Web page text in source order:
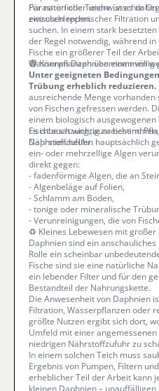
Parasiten oder unerwünschte
einzuschleppen.
Für natürliche Teiche ist es
zwischen technischer Filtration
suchen. In einem stark
der Regel notwendig, während
Fische ein größerer Teil der
Wasserpflanzen übernommen
🟢 Können Daphnien einen völlig
Unter geeigneten
Trübung erheblich reduzieren.
ausreichende Menge
von Fischen gefressen werden.
einem biologisch
Fischbesatzung, ausreichend
Nährstoffzufuhr.
Es ist auch wichtig zu
Daphnien helfen hauptsächlich
ein- oder mehrzellige Algen
direkt gegen:
- fadenförmige Algen, die an
- Algenbeläge auf Folien,
- Schlamm am Boden,
- tonige oder mineralische
- Verunreinigungen, die von
♻️ Kleines Lebewesen mit großer
Daphnien sind ein
Rolle ein scheinbar
Fische sind sie eine natürliche
ein lebender Filter und für den
Bestandteil der Nahrungskette.
Die Anwesenheit von Daphnien
Filtration, Wasserpflanzen oder
größte Nutzen ergibt sich dort,
Umfeld mit einer
niedrigen Nährstoffzufuhr zu
In einem solchen Teich muss
Ergebnis von Pumpen, Filtern
erheblicher Teil der Arbeit kann
kleinen Daphnien –